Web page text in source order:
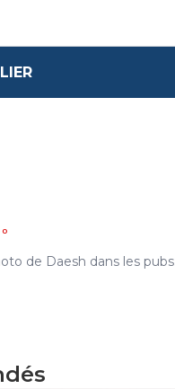
0
de Daesh dans les